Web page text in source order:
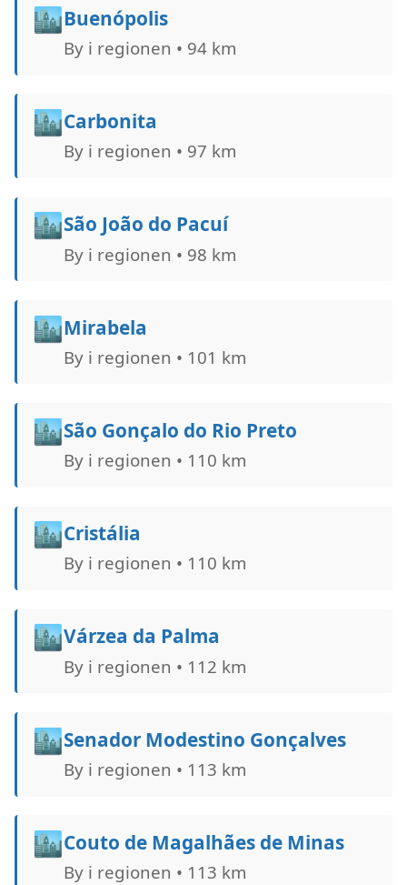
🏙️Buenópolis
By i regionen • 94 km
🏙️Carbonita
By i regionen • 97 km
🏙️São João do Pacuí
By i regionen • 98 km
🏙️Mirabela
By i regionen • 101 km
🏙️São Gonçalo do Rio Preto
By i regionen • 110 km
🏙️Cristália
By i regionen • 110 km
🏙️Várzea da Palma
By i regionen • 112 km
🏙️Senador Modestino Gonçalves
By i regionen • 113 km
🏙️Couto de Magalhães de Minas
By i regionen • 113 km